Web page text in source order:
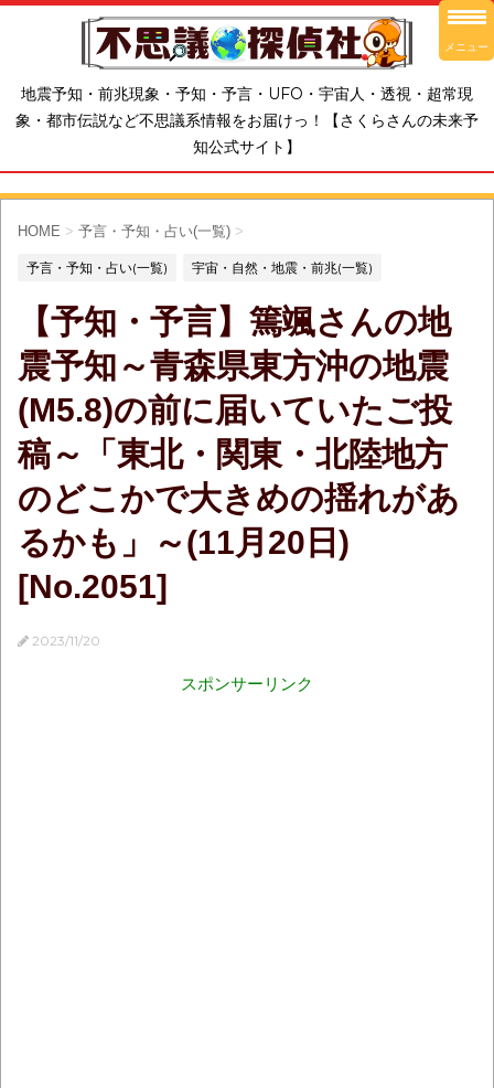
地震予知・前兆現象・予知・予言・UFO・宇宙人・透視・超常現
象・都市伝説など不思議系情報をお届けっ！【さくらさんの未来予
知公式サイト】
HOME > 予言・予知・占い(一覧) >
予言・予知・占い(一覧) 宇宙・自然・地震・前兆(一覧)
【予知・予言】篶颯さんの地
震予知～青森県東方沖の地震
(M5.8)の前に届いていたご投
稿～「東北・関東・北陸地方
のどこかで大きめの揺れがあ
るかも」～(11月20日)
[No.2051]
2023/11/20
スポンサーリンク
メニュー